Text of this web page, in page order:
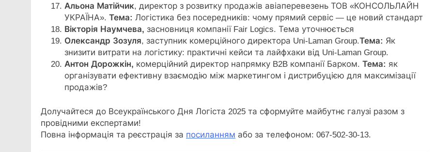
Альона Матійчик, директор з розвитку продажів авіаперевезень ТОВ «КОНСОЛЬЛАЙН
УКРАЇНА». Тема: Логістика без посередників: чому прямий сервіс — це новий стандарт
Вікторія Наумчева, засновниця компанії Fair Logics. Тема уточнюється
Олександр Зозуля, заступник комерційного директора Uni-Laman Group.Тема: Як
знизити витрати на логістику: практичні кейси та лайфхаки від Uni-Laman Group.
Антон Дорожкін, комерційний директор напрямку B2B компанії Барком. Тема: як
організувати ефективну взаємодію між маркетингом і дистрибуцією для максимізації
продажів?
Долучайтеся до Всеукраїнського Дня Логіста 2025 та сформуйте майбутнє галузі разом з
провідними експертами!
Повна інформація та реєстрація за посиланням або за телефоном: 067-502-30-13.